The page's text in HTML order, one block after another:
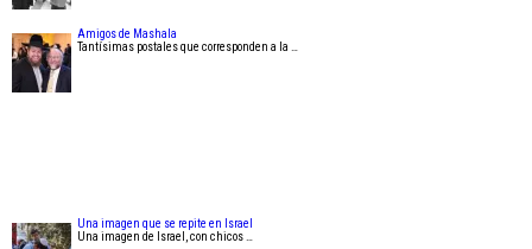
Amigos de Mashala
Tantísimas postales que corresponden a la …
Una imagen que se repite en Israel
Una imagen de Israel, con chicos …